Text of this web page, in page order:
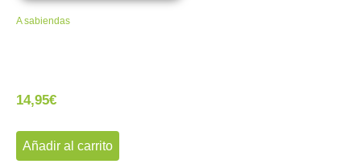
A sabiendas
14,95€
Añadir al carrito